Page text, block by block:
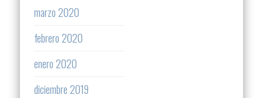
marzo 2020
febrero 2020
enero 2020
diciembre 2019